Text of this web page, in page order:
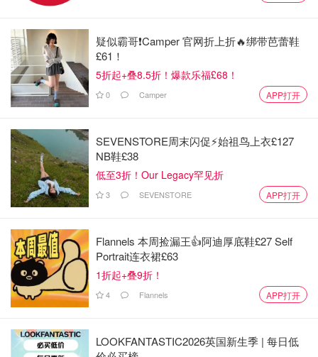
全球产品营销官。
2016年，她正式加入lululemon，担任全球营销高级副总
裁，负责女装和男装的配饰设计、销售、创新、产品开发以
及规划和分配。
2018年9月开始担任公司首席产品官。
在她任职期间，Lululemon 的产品线不断扩大，包括高尔夫
和网球服装、远足装备、健身头巾、蘑菇包、加拿大队装备
等。
她的营销理念清晰而明确：关注女性、注重科学、重视互
Choe 在公司进军鞋类领域方面发挥了关键作用，每次新品
的发布过程都由女性推动，成功扩大了公司的核心女性客户
群。
开始设计的，然后才适应女性的脚。所以，女性市场上存在
着大量尚未满足的需求。”
疑似霸哥❗️Camper 官网折上折🔥绑带芭蕾鞋
£61！
5折起+叠8.5折！爆款乐福£68！
0 Camper APP打开
SEVENSTORE周末闪促⚡️始祖鸟上衣£127
NB鞋£38
低至3折！Our Legacy罕见折
3 SEVENSTORE APP打开
Flannels 本周捡漏王👍阿迪厚底鞋£27 Self
Portrait连衣裙£63
1折起+叠9折！
4 Flannels APP打开
LOOKFANTASTIC2026英国新生季 | 每日低